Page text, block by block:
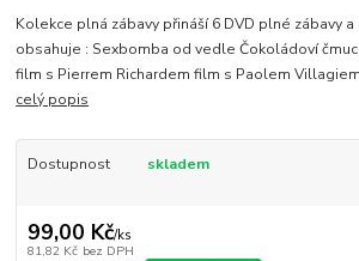
Kolekce plná zábavy přináší 6 DVD plné zábavy
obsahuje : Sexbomba od vedle Čokoládoví
film s Pierrem Richardem film s Paolem
celý popis
Dostupnost skladem
99,00 Kč/ks
81,82 Kč bez DPH